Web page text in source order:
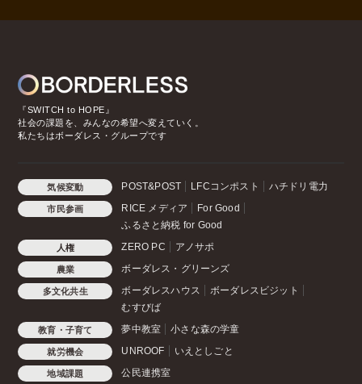
『SWITCH to HOPE』
社会の課題を、みんなの希望へ変えていく。
私たちはボーダレス・グループです
気候変動 POST&POST LFCコンポスト ハチドリ電力
市民参画 RICE メディア
For Good
ふるさと納税 for Good
人権 ZERO PC アノサポ
農業 ボーダレス・グリーンズ
多文化共生 ボーダレスハウス
ボーダレスビジット
むすびば
教育・子育て 夢中教室 小さな森の学童
就労機会 UNROOF いえとしごと
地域課題 公民連携室